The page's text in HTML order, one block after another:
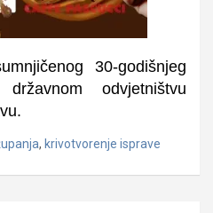
30-godišnjeg
odvjetništvu
, krivotvorenje isprave